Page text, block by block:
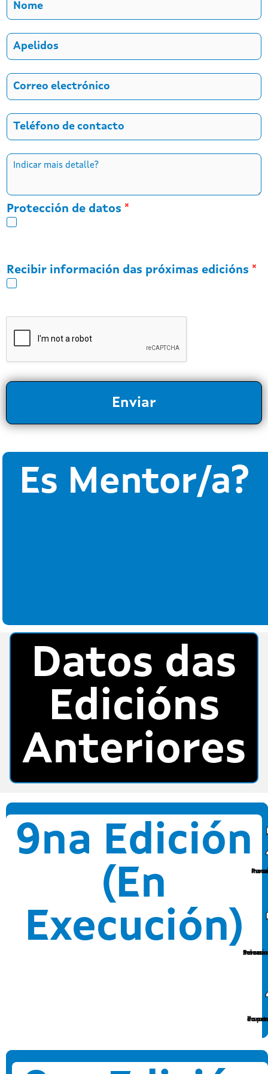
Apelidos
Correo electrónico*
Teléfono de contacto*
Protección de datos *
Recibir información das próximas edicións *
Enviar
Es Mentor/a?
Datos das
Edicións
Anteriores
9na Edición
(En
Execución)
Persoas
Persoas mozas
Porcentaxe de